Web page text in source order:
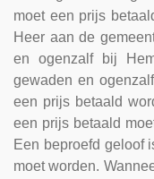
moet een prijs
Heer aan de
en ogenzalf bij
gewaden en
een prijs betaald
een prijs betaald
Een beproefd geloof
moet worden.